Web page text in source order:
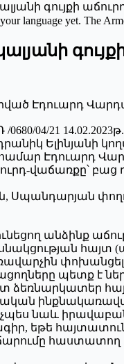
գույքի
language yet. The
Էդուարդ
04/21
Ելինյանի
Էդուարդ
վաճառքը՝
Սպանդարյան
ունեցող անձինք
հայտ
պետք է
ձեռնարկատեր
նաև
եթե
հաստատող